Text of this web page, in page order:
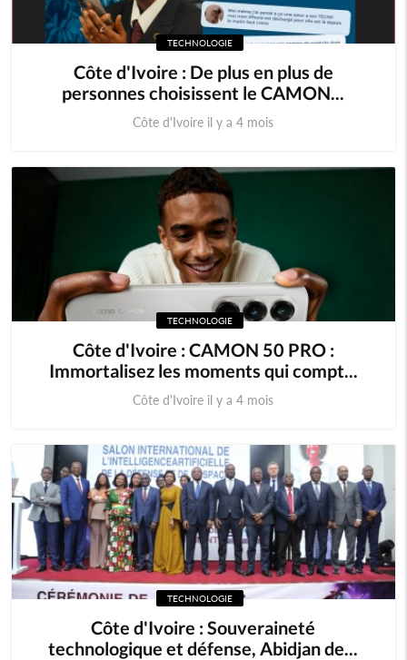
TECHNOLOGIE
Côte d'Ivoire : De plus en plus de
personnes choisissent le CAMON...
Côte d'Ivoire il y a 4 mois
TECHNOLOGIE
Côte d'Ivoire : CAMON 50 PRO :
Immortalisez les moments qui compt...
Côte d'Ivoire il y a 4 mois
TECHNOLOGIE
Côte d'Ivoire : Souveraineté
technologique et défense, Abidjan de...